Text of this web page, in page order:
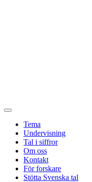
Tema
Undervisning
Tal i siffror
Om oss
Kontakt
För forskare
Stötta Svenska tal